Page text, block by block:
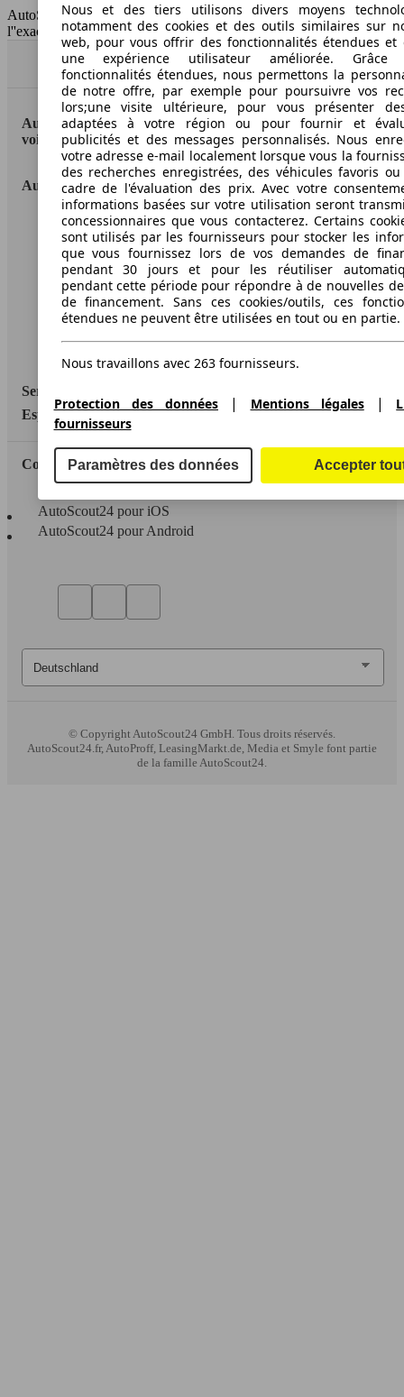
AutoScout24 France SAS décline toute responsabilité concernant
l''exactitude des indications fournies.
Haut
AutoScout24: la plus grande plateforme en ligne de
voitures en Europe
AutoScout24
A propos d'AutoScout24
Conditions d'utilisation
Informations légales
Protection des données
Service
Espace Pro
Contact
AutoScout24 pour iOS
AutoScout24 pour Android
© CopyrightAutoScout24 GmbH. Tous droits réservés.
AutoScout24.fr, AutoProff, LeasingMarkt.de, Media et Smyle font partie
de la famille AutoScout24.
Nous et des tiers utilisons divers moyens
notamment des cookies et des outils similaires sur
web, pour vous offrir des fonctionnalités étendues et
une expérience utilisateur améliorée.
fonctionnalités étendues, nous permettons la
de notre offre, par exemple pour poursuivre vos
lors;une visite ultérieure, pour vous présenter
adaptées à votre région ou pour fournir et
publicités et des messages personnalisés. Nous
votre adresse e-mail localement lorsque vous la
des recherches enregistrées, des véhicules favoris
cadre de l'évaluation des prix. Avec votre
informations basées sur votre utilisation seront
concessionnaires que vous contacterez. Certains
sont utilisés par les fournisseurs pour stocker les
que vous fournissez lors de vos demandes de
pendant 30 jours et pour les réutiliser
pendant cette période pour répondre à de nouvelles
de financement. Sans ces cookies/outils, ces
étendues ne peuvent être utilisées en tout ou en partie.
Nous travaillons avec 263 fournisseurs.
Protection des données | Mentions légales|
fournisseurs
Paramètres des données Accepter